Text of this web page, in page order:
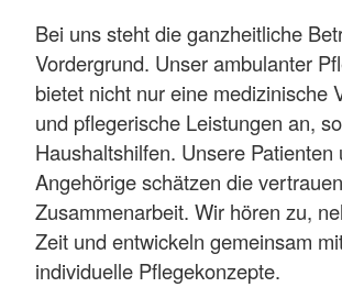
Bei uns steht die ganzheitliche
Vordergrund. Unser ambulanter
bietet nicht nur eine medizinische
und pflegerische Leistungen an,
Haushaltshilfen. Unsere Patienten
Angehörige schätzen die
Zusammenarbeit. Wir hören zu,
Zeit und entwickeln gemeinsam
individuelle Pflegekonzepte.